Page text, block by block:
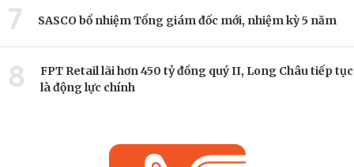
7 SASCO bổ nhiệm Tổng giám đốc mới, nhiệm kỳ 5 năm
8
FPT Retail lãi hơn 450 tỷ đồng quý II, Long Châu tiếp tục
là động lực chính